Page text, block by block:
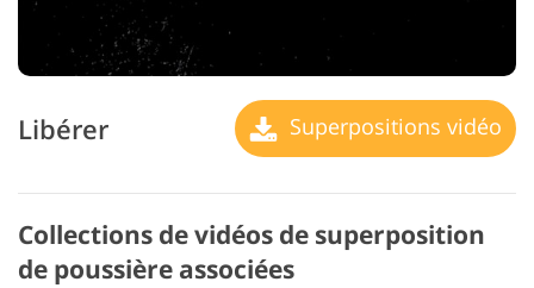
Libérer Superpositions vidéo
Collections de vidéos de superposition
de poussière associées